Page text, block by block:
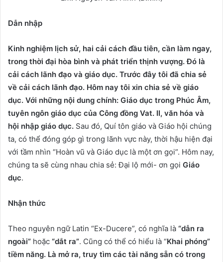
Dẫn nhập
Kinh nghiệm lịch sử, hai cải cách đầu tiên, cần làm ngay,
trong thời đại hòa bình và phát triển thịnh vượng. Đó là
cải cách lãnh đạo và giáo dục. Trước đây tôi đã chia sẻ
về cải cách lãnh đạo. Hôm nay tôi xin chia sẻ về giáo
dục. Với những nội dung chính: Giáo dục trong Phúc Âm,
tuyên ngôn giáo dục của Công đồng Vat. II, văn hóa và
hội nhập giáo dục. Sau đó, Quí tôn giáo và Giáo hội chúng
ta, có thể đóng góp gì trong lãnh vực này, thời hậu hiện đại
với tầm nhìn “Hoàn vũ và Giáo dục là một ơn gọi”. Hôm nay,
chúng ta sẽ cùng nhau chia sẻ: Đại lộ mới- ơn gọi Giáo
dục.
Nhận thức
Theo nguyên ngữ Latin “Ex-Ducere”, có nghĩa là “dẫn ra
ngoài” hoặc “dắt ra”. Cũng có thể có hiểu là “Khai phóng”
tiềm năng. Là mở ra, truy tìm các tài năng sẵn có trong